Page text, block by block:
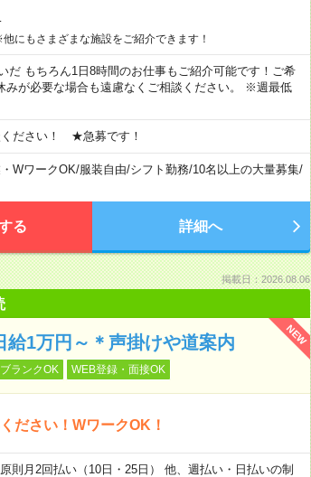
もさまざまな施設をご紹介できます！
もちろん1日8時間のお仕事もご紹介可能です！ご希
が必要な場合も遠慮なくご相談ください。 ※週最低
ください！ ★急募です！
WワークOK/服装自由/シフト勤務/10名以上の大量募集/
る 詳細へ
掲載日：2026.08.06
NEW
1万円～＊声掛けや道案内
ブランクOK WEB登録・面接OK
ださい！WワークOK！
則月2回払い（10日・25日） 他、週払い・日払いの制